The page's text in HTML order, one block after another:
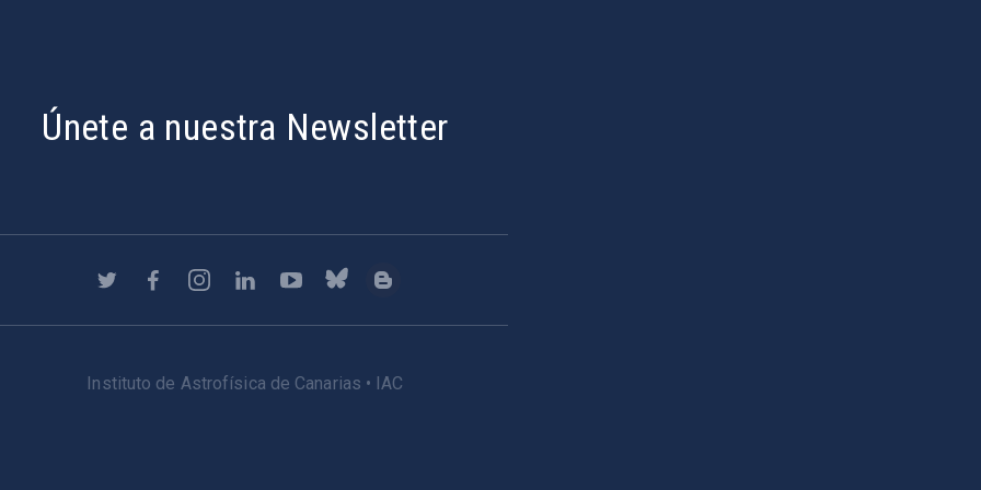
Únete a nuestra Newsletter
Instituto de Astrofísica de Canarias • IAC